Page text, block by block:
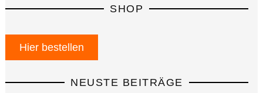
SHOP
Hier bestellen
NEUSTE BEITRÄGE